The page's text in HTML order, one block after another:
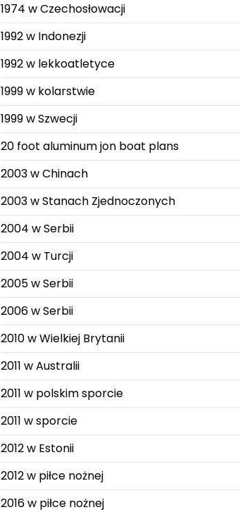
1974 w Czechosłowacji
1992 w Indonezji
1992 w lekkoatletyce
1999 w kolarstwie
1999 w Szwecji
20 foot aluminum jon boat plans
2003 w Chinach
2003 w Stanach Zjednoczonych
2004 w Serbii
2004 w Turcji
2005 w Serbii
2006 w Serbii
2010 w Wielkiej Brytanii
2011 w Australii
2011 w polskim sporcie
2011 w sporcie
2012 w Estonii
2012 w piłce nożnej
2016 w piłce nożnej